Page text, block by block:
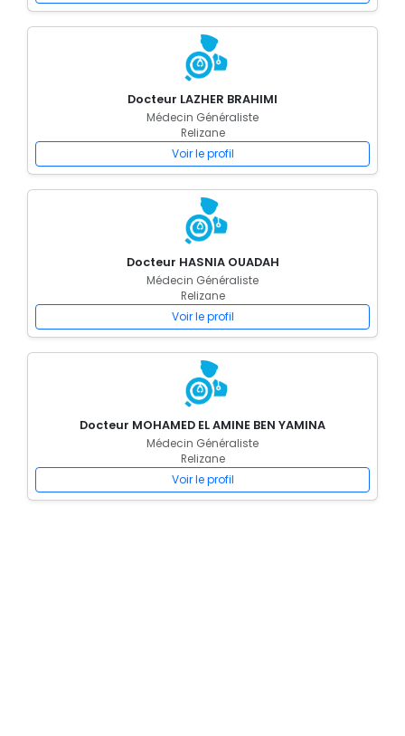
Docteur LAZHER BRAHIMI
Médecin Généraliste
Relizane
Voir le profil
Docteur HASNIA OUADAH
Médecin Généraliste
Relizane
Voir le profil
Docteur MOHAMED EL AMINE BEN YAMINA
Médecin Généraliste
Relizane
Voir le profil